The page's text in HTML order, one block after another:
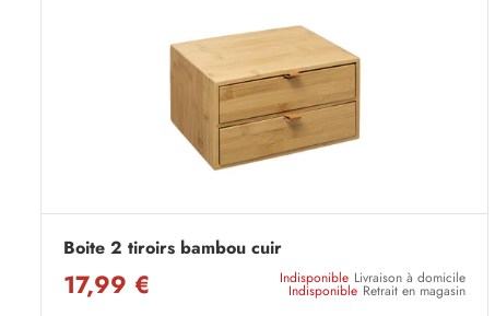
Boite 2 tiroirs bambou cuir
17,99 € Indisponible Livraison à domicile
Indisponible Retrait en magasin